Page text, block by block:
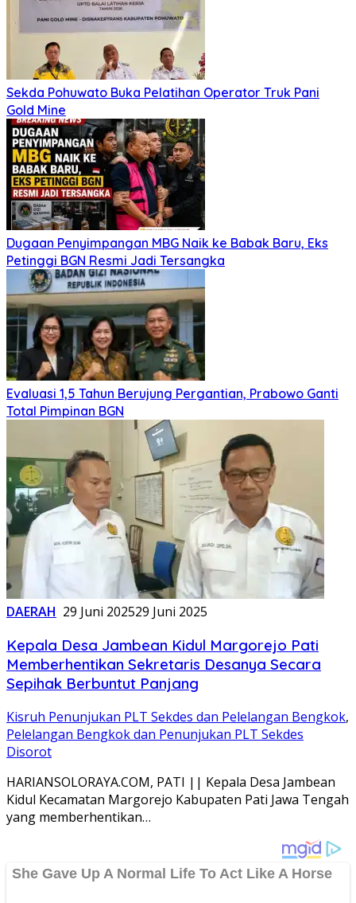
Sekda Pohuwato Buka Pelatihan Operator Truk Pani
Gold Mine
Dugaan Penyimpangan MBG Naik ke Babak Baru, Eks
Petinggi BGN Resmi Jadi Tersangka
Evaluasi 1,5 Tahun Berujung Pergantian, Prabowo Ganti
Total Pimpinan BGN
DAERAH 29 Juni 202529 Juni 2025
Kepala Desa Jambean Kidul Margorejo Pati
Memberhentikan Sekretaris Desanya Secara
Sepihak Berbuntut Panjang
Kisruh Penunjukan PLT Sekdes dan Pelelangan Bengkok,
Pelelangan Bengkok dan Penunjukan PLT Sekdes
Disorot
HARIANSOLORAYA.COM, PATI || Kepala Desa Jambean
Kidul Kecamatan Margorejo Kabupaten Pati Jawa Tengah
yang memberhentikan…